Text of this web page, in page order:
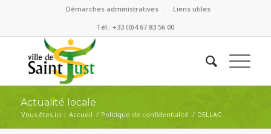
Démarches administratives
Liens utiles
Tél.: +33 (0)4 67 83 56 00
Actualité locale
Vous êtes ici : Accueil / Politique de confidentialité / DELLAC